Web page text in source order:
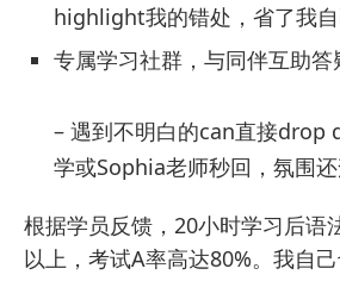
highlight我的错处，省了我自
专属学习社群，与同伴互助答
– 遇到不明白的can直接drop
学或Sophia老师秒回，氛围还
根据学员反馈，20小时学习后语
以上，考试A率高达80%。我自